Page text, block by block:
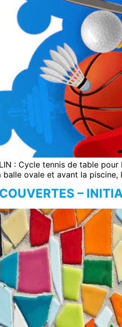
: Cycle tennis de table
balle ovale et avant la
–